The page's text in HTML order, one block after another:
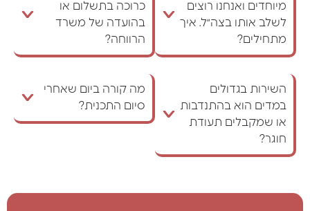
מיוחדים ואנחנו רוצים
לשלב אותו בצה״ל. איך
מתחילים?
השירות בגדולים
במדים הוא בהתנדבות
או שמקבלים תעודת
חוגר?
כרוכה בתשלום או
בהועדה של משרד
הרווחה?
מה קורה ביום שאחרי
סיום התכנית?